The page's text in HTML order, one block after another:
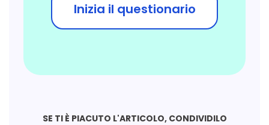
Inizia il questionario
SE TI È PIACUTO L'ARTICOLO, CONDIVIDILO